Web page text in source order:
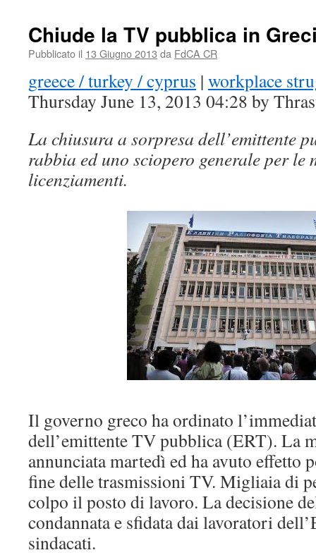
Chiude la TV pubblica in
Pubblicato il 13 Giugno 2013 da FdCA CR
greece / turkey / cyprus | workplace
Thursday June 13, 2013 04:28 by
La chiusura a sorpresa dell’emittente
rabbia ed uno sciopero generale per le
licenziamenti.
Il governo greco ha ordinato
dell’emittente TV pubblica (ERT). La
annunciata martedì ed ha avuto effetto
fine delle trasmissioni TV. Migliaia di
colpo il posto di lavoro. La decisione
condannata e sfidata dai lavoratori
sindacati.